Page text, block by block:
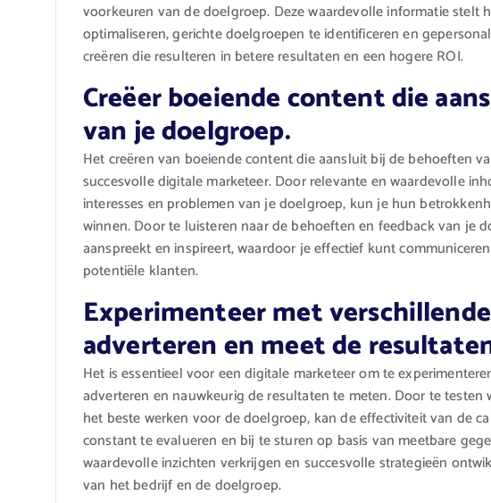
voorkeuren van de doelgroep. Deze waardevolle informatie stelt
optimaliseren, gerichte doelgroepen te identificeren en
creëren die resulteren in betere resultaten en een hogere ROI.
Creëer boeiende content die
van je doelgroep.
Het creëren van boeiende content die aansluit bij de behoeften
succesvolle digitale marketeer. Door relevante en waardevolle
interesses en problemen van je doelgroep, kun je hun
winnen. Door te luisteren naar de behoeften en feedback van je
aanspreekt en inspireert, waardoor je effectief kunt
potentiële klanten.
Experimenteer met
adverteren en meet de
Het is essentieel voor een digitale marketeer om te
adverteren en nauwkeurig de resultaten te meten. Door te
het beste werken voor de doelgroep, kan de effectiviteit van de
constant te evalueren en bij te sturen op basis van meetbare
waardevolle inzichten verkrijgen en succesvolle strategieën
van het bedrijf en de doelgroep.